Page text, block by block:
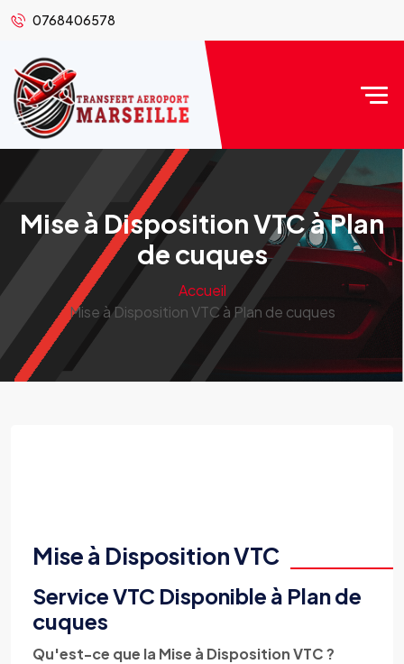
0768406578
Mise à Disposition VTC à Plan
de cuques
Accueil
Mise à Disposition VTC à Plan de cuques
Mise à Disposition VTC
Service VTC Disponible à Plan de
cuques
Qu'est-ce que la Mise à Disposition VTC ?